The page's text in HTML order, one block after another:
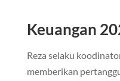
Keuangan
Reza selaku
memberikan